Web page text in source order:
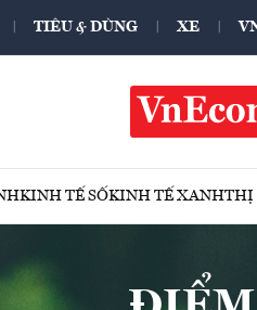
TIÊU & DÙNG XE
KINH TẾ SỐKINH TẾ XANHTHỊ